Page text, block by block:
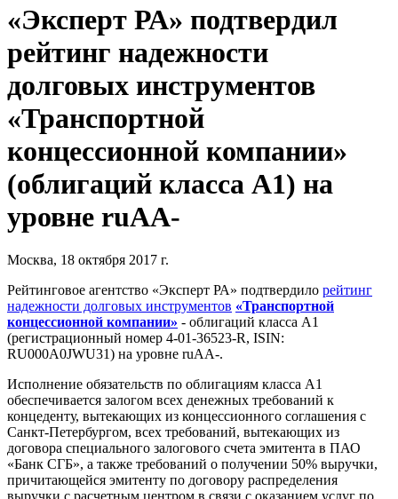
«Эксперт РА» подтвердил
рейтинг надежности
долговых инструментов
«Транспортной
концессионной компании»
(облигаций класса А1) на
уровне ruAA-
Москва, 18 октября 2017 г.
Рейтинговое агентство «Эксперт РА» подтвердило рейтинг
надежности долговых инструментов «Транспортной
концессионной компании» - облигаций класса А1
(регистрационный номер 4-01-36523-R, ISIN:
RU000A0JWU31) на уровне ruAA-.
Исполнение обязательств по облигациям класса А1
обеспечивается залогом всех денежных требований к
концеденту, вытекающих из концессионного соглашения с
Санкт-Петербургом, всех требований, вытекающих из
договора специального залогового счета эмитента в ПАО
«Банк СГБ», а также требований о получении 50% выручки,
причитающейся эмитенту по договору распределения